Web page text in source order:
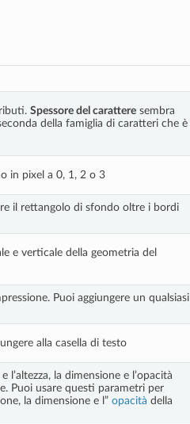
Spessore del caratteresembra
della famiglia di caratteri che è
in pixel a 0, 1, 2 o 3
il rettangolo di sfondo oltre i bordi
e verticale della geometria del
Puoi aggiungere un qualsiasi
alla casella di testo
l’altezza, la dimensione e l’opacità
Puoi usare questi parametri per
la dimensione e l” opacità della